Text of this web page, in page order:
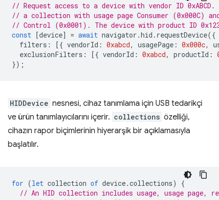
// Request access to a device with vendor ID
// a collection with usage page Consumer (0x000C) and
// Control (0x0001). The device with product ID
const [device] = await navigator .hid . requestDevice({
filters : [{ vendorId : 0xabcd, usagePage : 0x000c,
exclusionFilters : [{ vendorId : 0xabcd, productId :
});
HIDDevice nesnesi, cihaz tanımlama için USB tedarikçi
ve ürün tanımlayıcılarını içerir. collections özelliği,
cihazın rapor biçimlerinin hiyerarşik bir açıklamasıyla
başlatılır.
for (let collection of device.collections)
{
// An HID collection includes usage, usage page,